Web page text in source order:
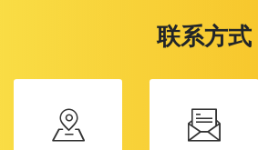
联系方式